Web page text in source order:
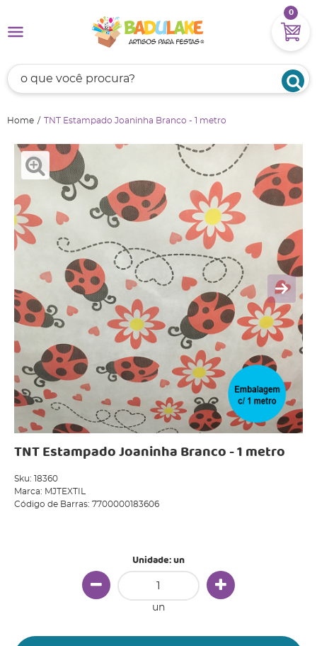
0
Home TNT Estampado Joaninha Branco - 1 metro
TNT Estampado Joaninha Branco - 1 metro
Sku:
18360
Marca: MJTEXTIL
Código de Barras: 7700000183606
Unidade: un
un